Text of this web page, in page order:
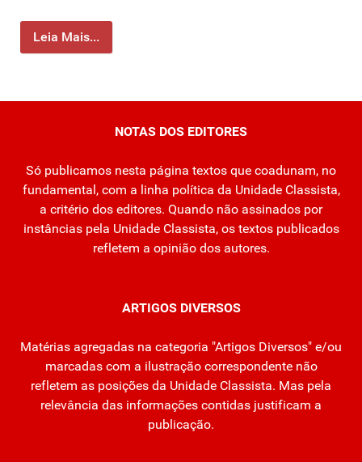
Leia Mais...
NOTAS DOS EDITORES
Só publicamos nesta página textos que coadunam, no
fundamental, com a linha política da Unidade Classista,
a critério dos editores. Quando não assinados por
instâncias pela Unidade Classista, os textos publicados
refletem a opinião dos autores.
ARTIGOS DIVERSOS
Matérias agregadas na categoria "Artigos Diversos" e/ou
marcadas com a ilustração correspondente não
refletem as posições da Unidade Classista. Mas pela
relevância das informações contidas justificam a
publicação.